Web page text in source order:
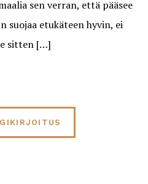
sen verran, että pääsee
suojaa etukäteen hyvin, ei
sitten […]